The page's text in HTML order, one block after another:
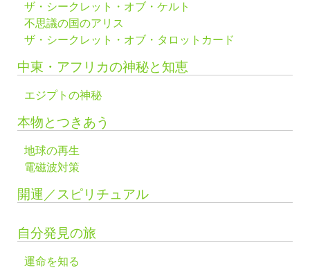
ザ・シークレット・オブ・ケルト
不思議の国のアリス
ザ・シークレット・オブ・タロットカード
中東・アフリカの神秘と知恵
エジプトの神秘
本物とつきあう
地球の再生
電磁波対策
開運／スピリチュアル
自分発見の旅
運命を知る